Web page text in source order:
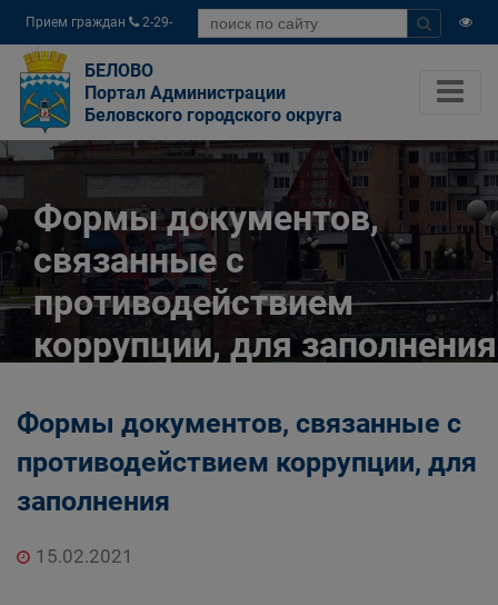
Прием граждан
2-29-
04
БЕЛОВО
Портал Администрации
Беловского городского округа
Формы документов,
связанные с
противодействием
коррупции, для заполнения
Формы документов, связанные с
противодействием коррупции, для заполнения
Формы документов, связанные с
противодействием коррупции, для
заполнения
15.02.2021